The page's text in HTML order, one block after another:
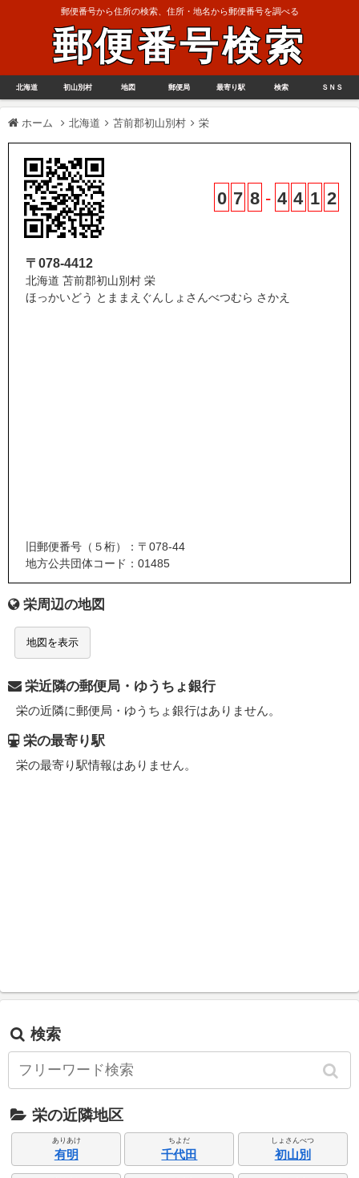
郵便番号から住所の検索、住所・地名から郵便番号を調べる
郵便番号検索
北海道 初山別村 地図 郵便局 最寄り駅 検索 ＳＮＳ
ホーム 北海道 苫前郡初山別村 栄
0 7 8 - 4 4 1 2
〒078-4412
北海道 苫前郡初山別村 栄
ほっかいどう とままえぐんしょさんべつむら さかえ
旧郵便番号（５桁）：〒078-44
地方公共団体コード：01485
栄周辺の地図
地図を表示
栄近隣の郵便局・ゆうちょ銀行
栄の近隣に郵便局・ゆうちょ銀行はありません。
栄の最寄り駅
栄の最寄り駅情報はありません。
検索
栄の近隣地区
ありあけ
有明
ちよだ
千代田
しょさんべつ
初山別